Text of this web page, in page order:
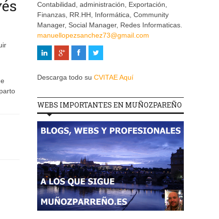
Contabilidad, administración, Exportación,
Finanzas, RR.HH, Informática, Community
Manager, Social Manager, Redes Informaticas.
manuellopezsanchez73@gmail.com
Descarga todo su CVITAE Aquí
WEBS IMPORTANTES EN MUÑOZPAREÑO